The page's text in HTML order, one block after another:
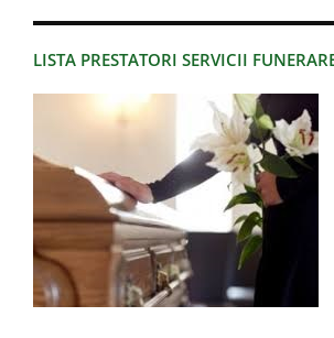
LISTA PRESTATORI SERVICII